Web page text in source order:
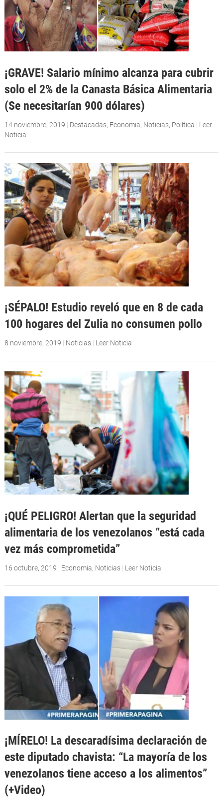
¡GRAVE! Salario mínimo alcanza para cubrir
solo el 2% de la Canasta Básica Alimentaria
(Se necesitarían 900 dólares)
14 noviembre, 2019 | Destacadas, Economia, Noticias, Política | Leer
Noticia
¡SÉPALO! Estudio reveló que en 8 de cada
100 hogares del Zulia no consumen pollo
8 noviembre, 2019 | Noticias | Leer Noticia
¡QUÉ PELIGRO! Alertan que la seguridad
alimentaria de los venezolanos “está cada
vez más comprometida”
16 octubre, 2019 | Economia, Noticias | Leer Noticia
¡MÍRELO! La descaradísima declaración de
este diputado chavista: “La mayoría de los
venezolanos tiene acceso a los alimentos”
(+Video)